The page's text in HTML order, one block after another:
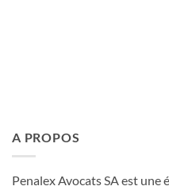
A PROPOS
Penalex Avocats SA est une